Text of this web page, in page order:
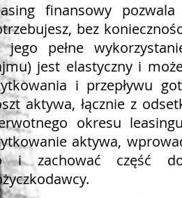
finansowy
bez
jego pełne
jest elastyczny i
i przepływu
aktywa, łącznie z
okresu
aktywa,
i zachować część